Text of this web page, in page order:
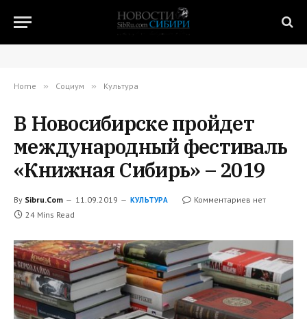
Home » Социум » Культура
В Новосибирске пройдет
международный фестиваль
«Книжная Сибирь» – 2019
By Sibru.Com 11.09.2019 КУЛЬТУРА
Комментариев нет
24 Mins Read